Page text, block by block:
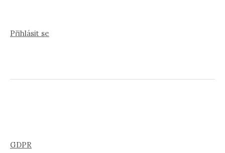
Přihlásit se
GDPR